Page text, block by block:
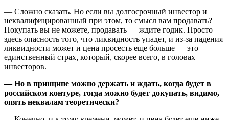
— Сложно сказать. Но если вы долгосрочный инвестор и
неквалифицированный при этом, то смысл вам продавать?
Покупать вы не можете, продавать — ждите годик. Просто
здесь опасность того, что ликвидность упадет, и из-за падения
ликвидности может и цена просесть еще больше — это
единственный страх, который, скорее всего, в головах
инвесторов.
— Но в принципе можно держать и ждать, когда будет в
российском контуре, тогда можно будет докупать, видимо,
опять неквалам теоретически?